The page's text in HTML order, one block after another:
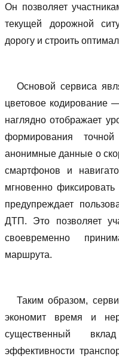
Он позволяет
текущей дорожной
дорогу и строить
Основой сервиса
цветовое кодирование
наглядно отображает
формирования
анонимные данные о
смартфонов и
мгновенно
предупреждает
ДТП. Это позволяет
своевременно
маршрута.
Таким образом,
экономит время и
существенный
эффективности